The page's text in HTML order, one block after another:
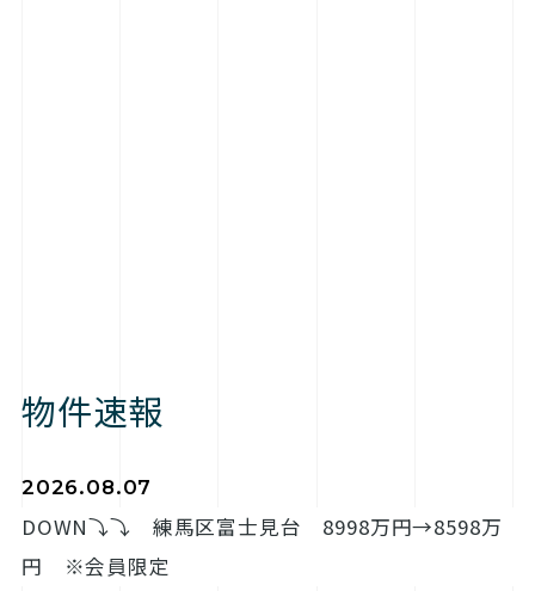
物件速報
2026.08.07
DOWN⤵⤵ 練馬区富士見台 8998万円→8598万
円 ※会員限定